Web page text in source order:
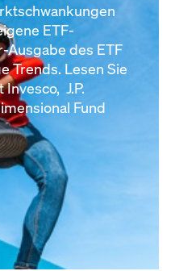
ETF-
Ausgabe des ETF
Trends. Lesen Sie
J.P.
Fund